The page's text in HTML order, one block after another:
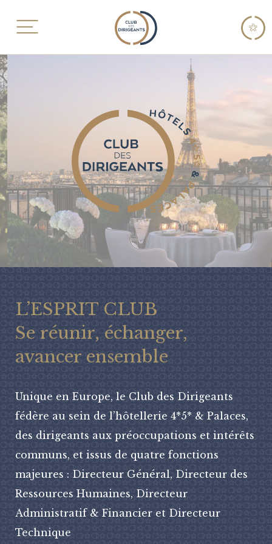
L’ESPRIT CLUB
Se réunir, échanger,
avancer ensemble
Unique en Europe, le Club des Dirigeants
fédère au sein de l’hôtellerie 4*5* & Palaces,
des dirigeants aux préoccupations et intérêts
communs, et issus de quatre fonctions
majeures : Directeur Général, Directeur des
Ressources Humaines, Directeur
Administratif & Financier et Directeur
Technique